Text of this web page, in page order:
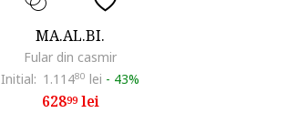
MA.AL.BI.
Fular din casmir
Initial: 1.11480 lei - 43%
62899lei